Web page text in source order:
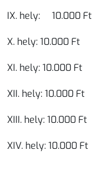
IX. hely: 10.000 Ft
X. hely: 10.000 Ft
XI. hely: 10.000 Ft
XII. hely: 10.000 Ft
XIII. hely: 10.000 Ft
XIV. hely: 10.000 Ft